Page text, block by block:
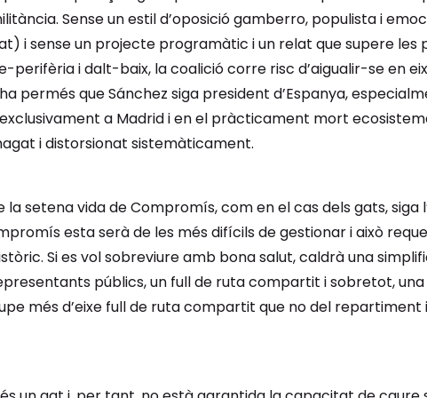
Sense un estil d’oposició gamberro, populista i
i sense un projecte programàtic i un relat que supere les
i dalt-baix, la coalició corre risc d’aigualir-se en
permés que Sánchez siga president d’Espanya,
a Madrid i en el pràcticament mort
i distorsionat sistemàticament.
setena vida de Compromís, com en el cas dels gats, siga
esta serà de les més difícils de gestionar i això
Si es vol sobreviure amb bona salut, caldrà una
públics, un full de ruta compartit i sobretot,
més d’eixe full de ruta compartit que no del repartiment